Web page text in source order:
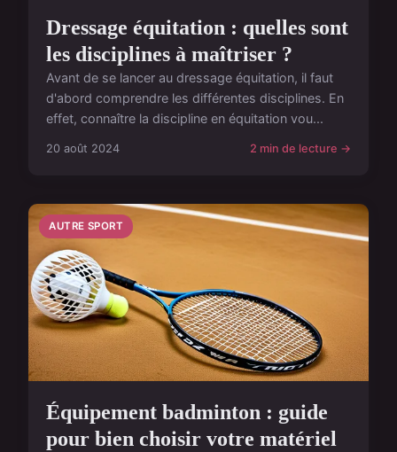
Dressage équitation : quelles sont
les disciplines à maîtriser ?
Avant de se lancer au dressage équitation, il faut
d'abord comprendre les différentes disciplines. En
effet, connaître la discipline en équitation vou...
20 août 2024 2 min de lecture →
AUTRE SPORT
Équipement badminton : guide
pour bien choisir votre matériel